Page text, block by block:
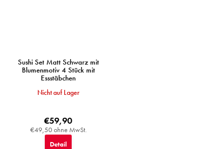
Sushi Set Matt Schwarz mit
Blumenmotiv 4 Stück mit
Essstäbchen
Nicht auf Lager
€49,50 ohne MwSt.
€59,90
Detail